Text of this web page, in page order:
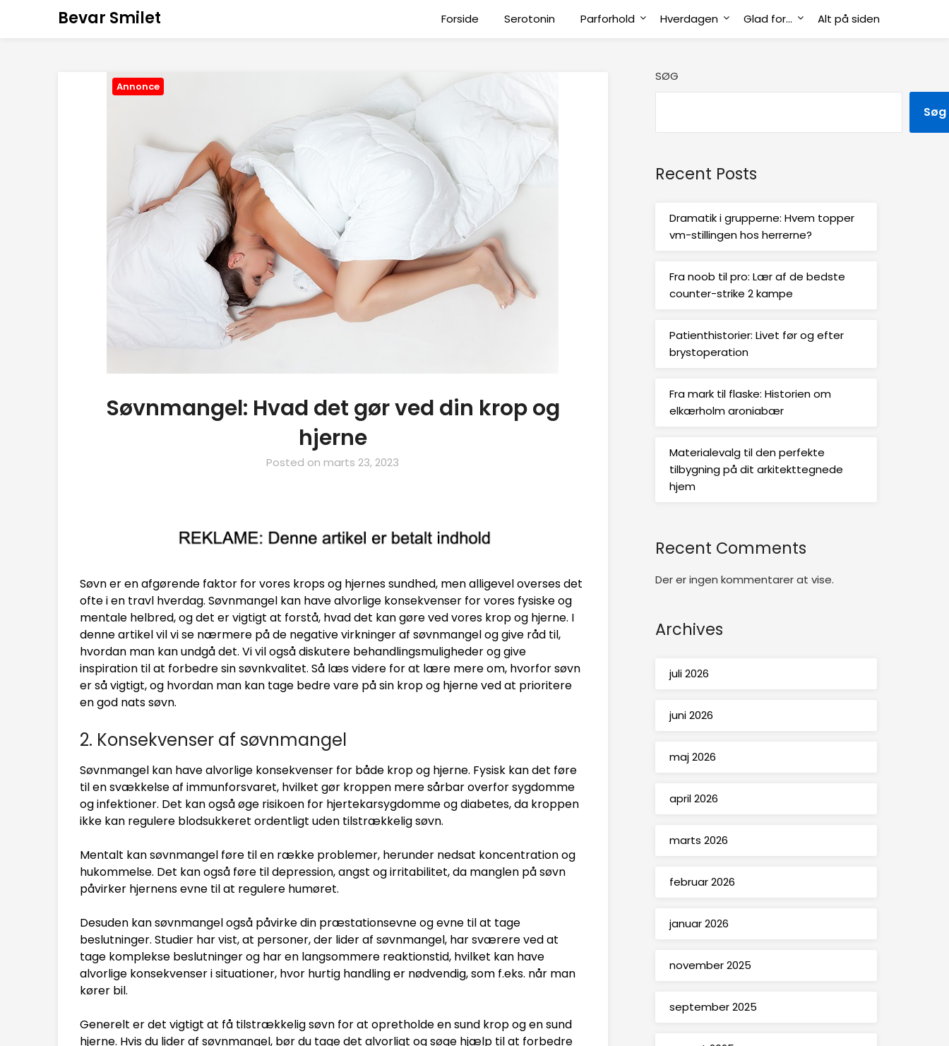
Bevar Smilet Forside Serotonin Parforhold Hverdagen Glad for… Alt på siden
Annonce
Søvnmangel: Hvad det gør ved din krop og
hjerne
Posted on marts 23, 2023
Søvn er en afgørende faktor for vores krops og hjernes sundhed, men alligevel overses det
ofte i en travl hverdag. Søvnmangel kan have alvorlige konsekvenser for vores fysiske og
mentale helbred, og det er vigtigt at forstå, hvad det kan gøre ved vores krop og hjerne. I
denne artikel vil vi se nærmere på de negative virkninger af søvnmangel og give råd til,
hvordan man kan undgå det. Vi vil også diskutere behandlingsmuligheder og give
inspiration til at forbedre sin søvnkvalitet. Så læs videre for at lære mere om, hvorfor søvn
er så vigtigt, og hvordan man kan tage bedre vare på sin krop og hjerne ved at prioritere
en god nats søvn.
2. Konsekvenser af søvnmangel
Søvnmangel kan have alvorlige konsekvenser for både krop og hjerne. Fysisk kan det føre
til en svækkelse af immunforsvaret, hvilket gør kroppen mere sårbar overfor sygdomme
og infektioner. Det kan også øge risikoen for hjertekarsygdomme og diabetes, da kroppen
ikke kan regulere blodsukkeret ordentligt uden tilstrækkelig søvn.
Mentalt kan søvnmangel føre til en række problemer, herunder nedsat koncentration og
hukommelse. Det kan også føre til depression, angst og irritabilitet, da manglen på søvn
påvirker hjernens evne til at regulere humøret.
Desuden kan søvnmangel også påvirke din præstationsevne og evne til at tage
beslutninger. Studier har vist, at personer, der lider af søvnmangel, har sværere ved at
tage komplekse beslutninger og har en langsommere reaktionstid, hvilket kan have
alvorlige konsekvenser i situationer, hvor hurtig handling er nødvendig, som f.eks. når man
kører bil.
Generelt er det vigtigt at få tilstrækkelig søvn for at opretholde en sund krop og en sund
hjerne. Hvis du lider af søvnmangel, bør du tage det alvorligt og søge hjælp til at forbedre
SØG
Søg
Recent Posts
Dramatik i grupperne: Hvem topper
vm-stillingen hos herrerne?
Fra noob til pro: Lær af de bedste
counter-strike 2 kampe
Patienthistorier: Livet før og efter
brystoperation
Fra mark til flaske: Historien om
elkærholm aroniabær
Materialevalg til den perfekte
tilbygning på dit arkitekttegnede
hjem
Recent Comments
Der er ingen kommentarer at vise.
Archives
juli 2026
juni 2026
maj 2026
april 2026
marts 2026
februar 2026
januar 2026
november 2025
september 2025